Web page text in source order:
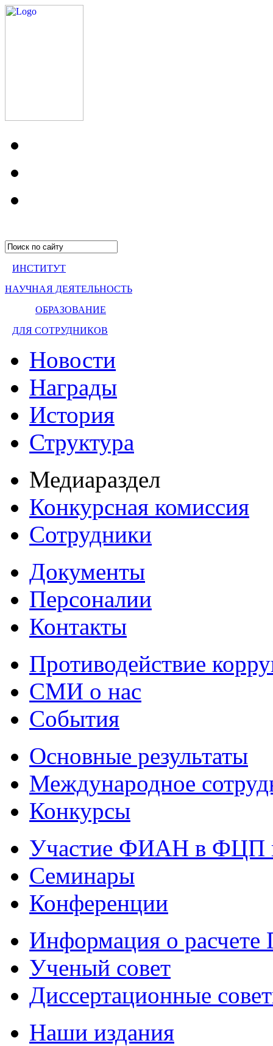
ИНСТИТУТ
НАУЧНАЯ ДЕЯТЕЛЬНОСТЬ
ОБРАЗОВАНИЕ
ДЛЯ СОТРУДНИКОВ
Новости
Награды
История
Структура
Медиараздел
Конкурсная комиссия
Сотрудники
Документы
Персоналии
Контакты
Противодействие
СМИ о нас
События
Основные результаты
Международное
Конкурсы
Участие ФИАН в ФЦП
Семинары
Конференции
Информация о
Ученый совет
Диссертационные
Наши издания